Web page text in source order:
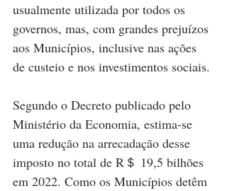
usualmente utilizada por todos os
governos, mas, com grandes prejuízos
aos Municípios, inclusive nas ações
de custeio e nos investimentos sociais.
Segundo o Decreto publicado pelo
Ministério da Economia, estima-se
uma redução na arrecadação desse
imposto no total de R＄ 19,5 bilhões
em 2022. Como os Municípios detêm